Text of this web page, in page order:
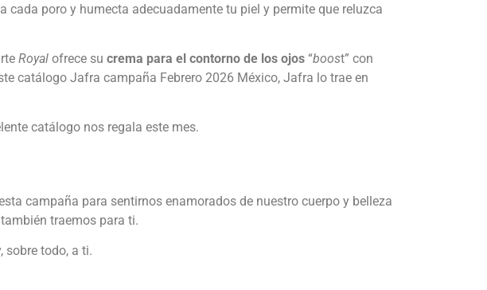
poro y humecta adecuadamente tu piel y permite que reluzca
Royal ofrece su crema para el contorno de los ojos “boost” con
catálogo Jafra campaña Febrero 2026 México, Jafra lo trae en
catálogo nos regala este mes.
campaña para sentirnos enamorados de nuestro cuerpo y belleza
traemos para ti.
sobre todo, a ti.